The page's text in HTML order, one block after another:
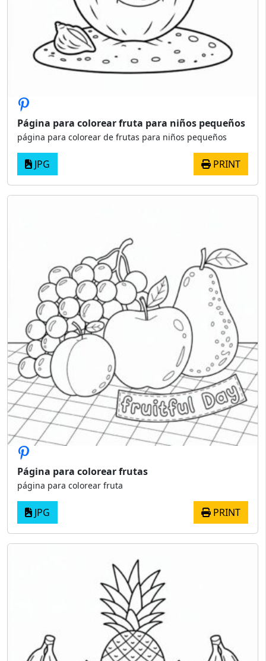
Página para colorear fruta para niños pequeños
página para colorear de frutas para niños pequeños
JPG PRINT
Página para colorear frutas
página para colorear fruta
JPG PRINT